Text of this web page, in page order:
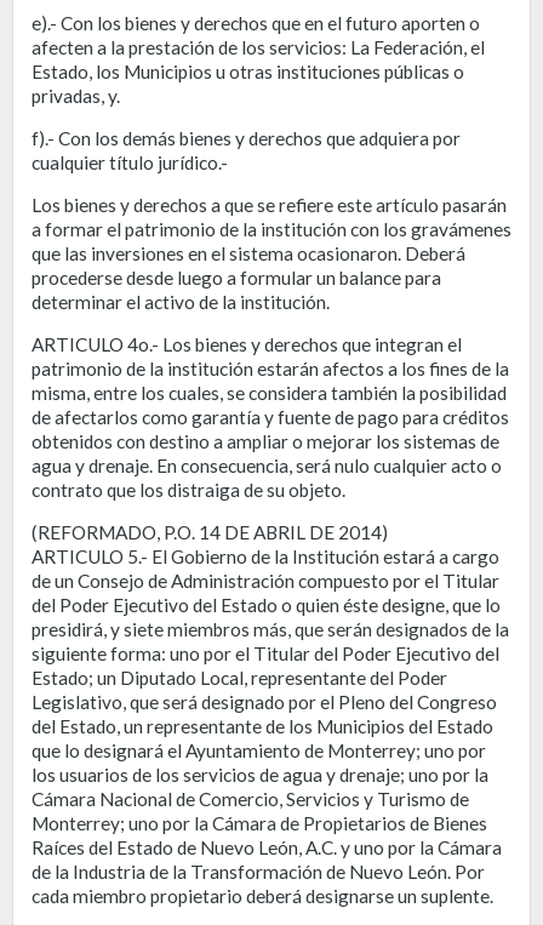
e).- Con los bienes y derechos que en el futuro aporten o
afecten a la prestación de los servicios: La Federación, el
Estado, los Municipios u otras instituciones públicas o
privadas, y.
f).- Con los demás bienes y derechos que adquiera por
cualquier título jurídico.-
Los bienes y derechos a que se refiere este artículo pasarán
a formar el patrimonio de la institución con los gravámenes
que las inversiones en el sistema ocasionaron. Deberá
procederse desde luego a formular un balance para
determinar el activo de la institución.
ARTICULO 4o.- Los bienes y derechos que integran el
patrimonio de la institución estarán afectos a los fines de la
misma, entre los cuales, se considera también la posibilidad
de afectarlos como garantía y fuente de pago para créditos
obtenidos con destino a ampliar o mejorar los sistemas de
agua y drenaje. En consecuencia, será nulo cualquier acto o
contrato que los distraiga de su objeto.
(REFORMADO, P.O. 14 DE ABRIL DE 2014)
ARTICULO 5.- El Gobierno de la Institución estará a cargo
de un Consejo de Administración compuesto por el Titular
del Poder Ejecutivo del Estado o quien éste designe, que lo
presidirá, y siete miembros más, que serán designados de la
siguiente forma: uno por el Titular del Poder Ejecutivo del
Estado; un Diputado Local, representante del Poder
Legislativo, que será designado por el Pleno del Congreso
del Estado, un representante de los Municipios del Estado
que lo designará el Ayuntamiento de Monterrey; uno por
los usuarios de los servicios de agua y drenaje; uno por la
Cámara Nacional de Comercio, Servicios y Turismo de
Monterrey; uno por la Cámara de Propietarios de Bienes
Raíces del Estado de Nuevo León, A.C. y uno por la Cámara
de la Industria de la Transformación de Nuevo León. Por
cada miembro propietario deberá designarse un suplente.